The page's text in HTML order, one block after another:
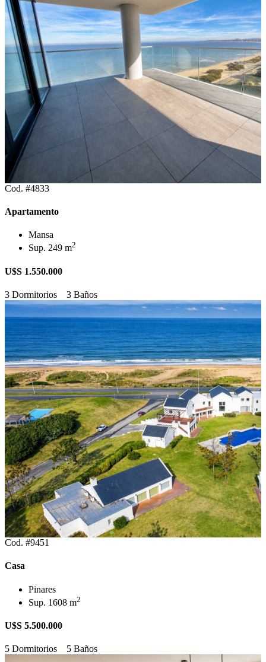
Cod. #4833
Apartamento
Mansa
Sup. 249 m2
U$S 1.550.000
3 Dormitorios 3 Baños
Cod. #9451
Casa
Pinares
Sup. 1608 m2
U$S 5.500.000
5 Dormitorios 5 Baños